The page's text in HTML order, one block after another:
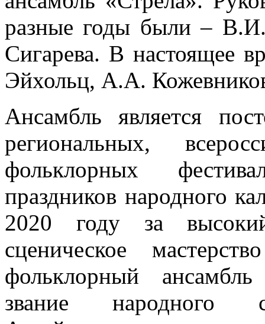
разные годы были –
Сигарева. В настоящее
Эйхольц, А.А.
Ансамбль является
региональных,
фольклорных
праздников народного
2020 году за
сценическое
фольклорный
звание народного